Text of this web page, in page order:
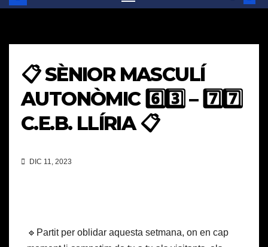
📋 SÈNIOR MASCULÍ
AUTONÒMIC 6️⃣3️⃣ – 7️⃣7️⃣
C.E.B. LLÍRIA 📋
DIC 11, 2023
🔹Partit per oblidar aquesta setmana, on en cap